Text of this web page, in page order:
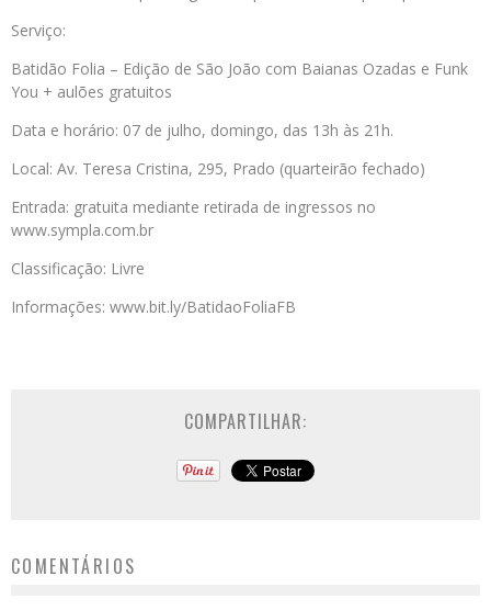
Serviço:
Batidão Folia – Edição de São João com Baianas Ozadas e Funk
You + aulões gratuitos
Data e horário: 07 de julho, domingo, das 13h às 21h.
Local: Av. Teresa Cristina, 295, Prado (quarteirão fechado)
Entrada: gratuita mediante retirada de ingressos no
www.sympla.com.br
Classificação: Livre
Informações: www.bit.ly/BatidaoFoliaFB
COMPARTILHAR:
COMENTÁRIOS